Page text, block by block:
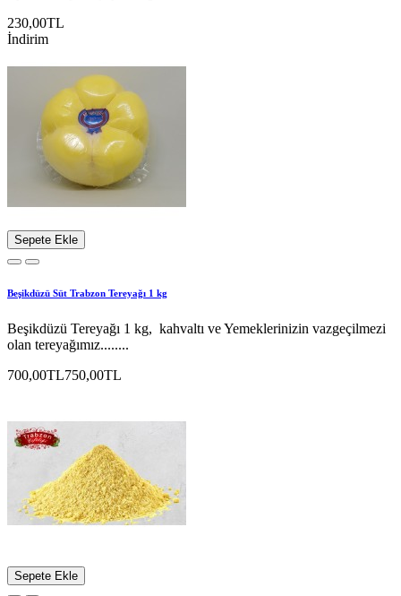
230,00TL
İndirim
Sepete Ekle
Beşikdüzü Süt Trabzon Tereyağı 1 kg
Beşikdüzü Tereyağı 1 kg, kahvaltı ve Yemeklerinizin vazgeçilmezi
olan tereyağımız........
700,00TL750,00TL
Sepete Ekle